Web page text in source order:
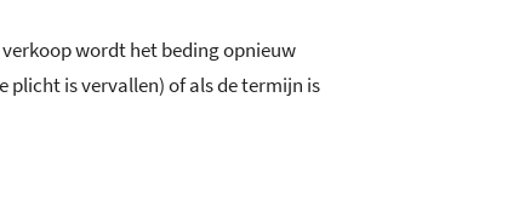
wordt het beding opnieuw
plicht is vervallen) of als de termijn is